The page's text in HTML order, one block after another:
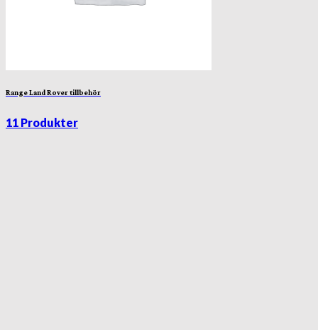
Range Land Rover tillbehör
11 Produkter